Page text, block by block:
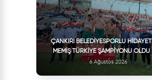
ÇANKIRI BELEDIYESPORLU HIDAYET
MEMIŞ TÜRKIYE ŞAMPIYONU OLDU
6 Ağustos 2026